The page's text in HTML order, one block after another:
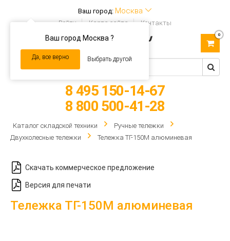
Ваш город: Москва
Ваш город Москва ?
Да, все верно Выбрать другой
Войти Карта сайта Контакты
navigation
0
8 495 150-14-67
8 800 500-41-28
Каталог складской техники
Ручные тележки
Двухколесные тележки
Тележка ТГ-150М алюминевая
Скачать коммерческое предложение
Версия для печати
Тележка ТГ-150М алюминевая